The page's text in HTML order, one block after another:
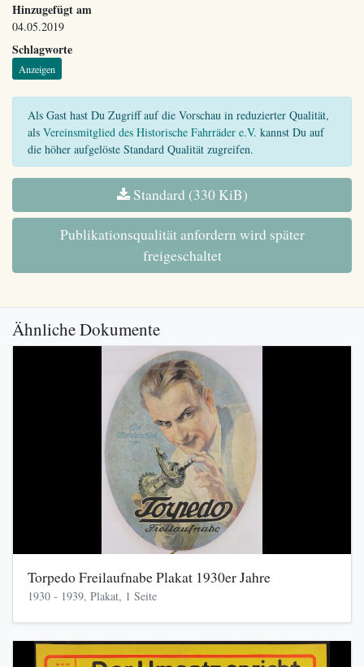
Hinzugefügt am
04.05.2019
Schlagworte
Anzeigen
Als Gast hast Du Zugriff auf die Vorschau in reduzierter Qualität,
als Vereinsmitglied des Historische Fahrräder e.V. kannst Du auf
die höher aufgelöste Standard Qualität zugreifen.
Standard (330 KiB)
Publikationsqualität anfordern wird später
freigeschaltet
Ähnliche Dokumente
Torpedo Freilaufnabe Plakat 1930er Jahre
1930 - 1939, Plakat, 1 Seite